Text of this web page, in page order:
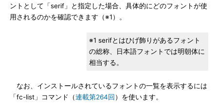
ントとして「serif」と指定した場合、具体的にどのフォントが使
用されるのかを確認できます（※1）。
※1 serifとはひげ飾りがあるフォント
の総称、日本語フォントでは明朝体に
相当する。
なお、インストールされているフォントの一覧を表示するには
「fc-list」コマンド（連載第264回 ）を使います。